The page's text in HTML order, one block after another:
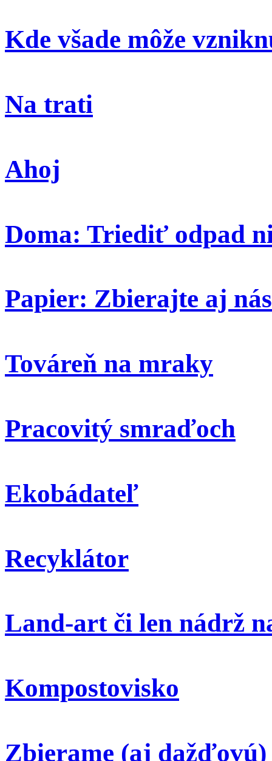
Kde všade môže
Na trati
Ahoj
Doma: Triediť odpad
Papier: Zbierajte aj
Továreň na mraky
Pracovitý smraďoch
Ekobádateľ
Recyklátor
Land-art či len nádrž
Kompostovisko
Zbierame (aj